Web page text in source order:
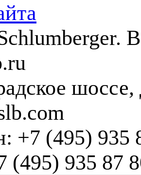
+7 (495) 935
(495) 935 87